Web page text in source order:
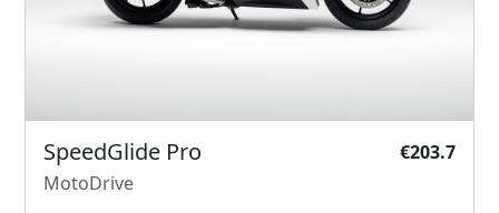
SpeedGlide Pro
MotoDrive
€203.7